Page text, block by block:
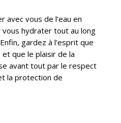
avec vous de l’eau en
hydrater tout au long
gardez à l’esprit que
que le plaisir de la
avant tout par le respect
la protection de